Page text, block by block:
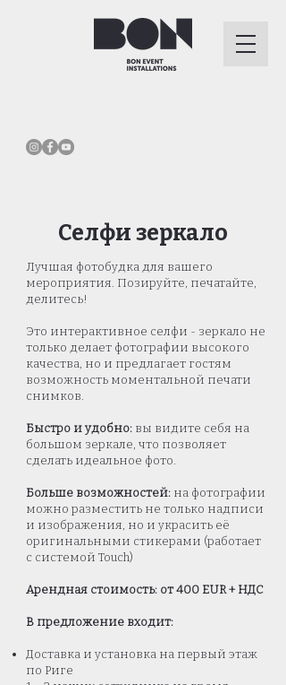
Селфи зеркало
Лучшая фотобудка для вашего
мероприятия. Позируйте, печатайте,
делитесь!
Это интерактивное селфи - зеркало не
только делает фотографии высокого
качества, но и предлагает гостям
возможность моментальной печати
снимков.
Быстро и удобно: вы видите себя на
большом зеркале, что позволяет
сделать идеальное фото.
Больше возможностей: на фотографии
можно разместить не только надписи
и изображения, но и украсить её
оригинальными стикерами (работает
с системой Touch)
Арендная стоимость: от 400 EUR + НДС
В предложение входит:
Доставка и установка на первый этаж
по Риге